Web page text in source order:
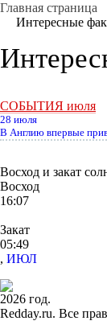
Главная страница
Интересные
СОБЫТИЯ июля
28 июля
В Англию впервые
Восход и закат
Восход
16:07
Закат
05:49
, ИЮЛ
2026 год.
Redday.ru. Все